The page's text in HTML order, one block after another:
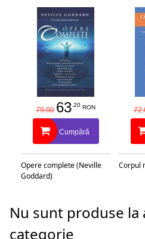
79.00 63.20 RON
Cumpără
Opere complete (Neville
Goddard)
Corpul
Nu sunt produse la
categorie